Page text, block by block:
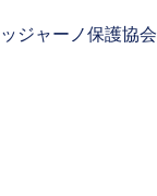
ジャーノ保護協会